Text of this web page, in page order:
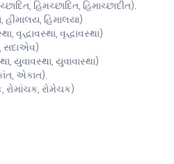
હિમચ્છાદિત, હિમાચ્છાદીત).
હિમાલયા)
વૃદ્ધાવસ્થા, વૃદ્ધાવસ્થા)
સદાએવ)
યુવાવસ્થા, યુવાવાસ્થા)
એકાત).
રોમાંચક, રોમેચક)